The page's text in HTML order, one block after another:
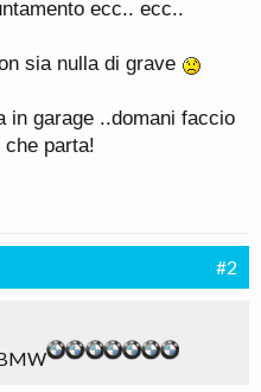
ecc.. ecc..
sia nulla di grave
in garage ..domani faccio
parta!
#2